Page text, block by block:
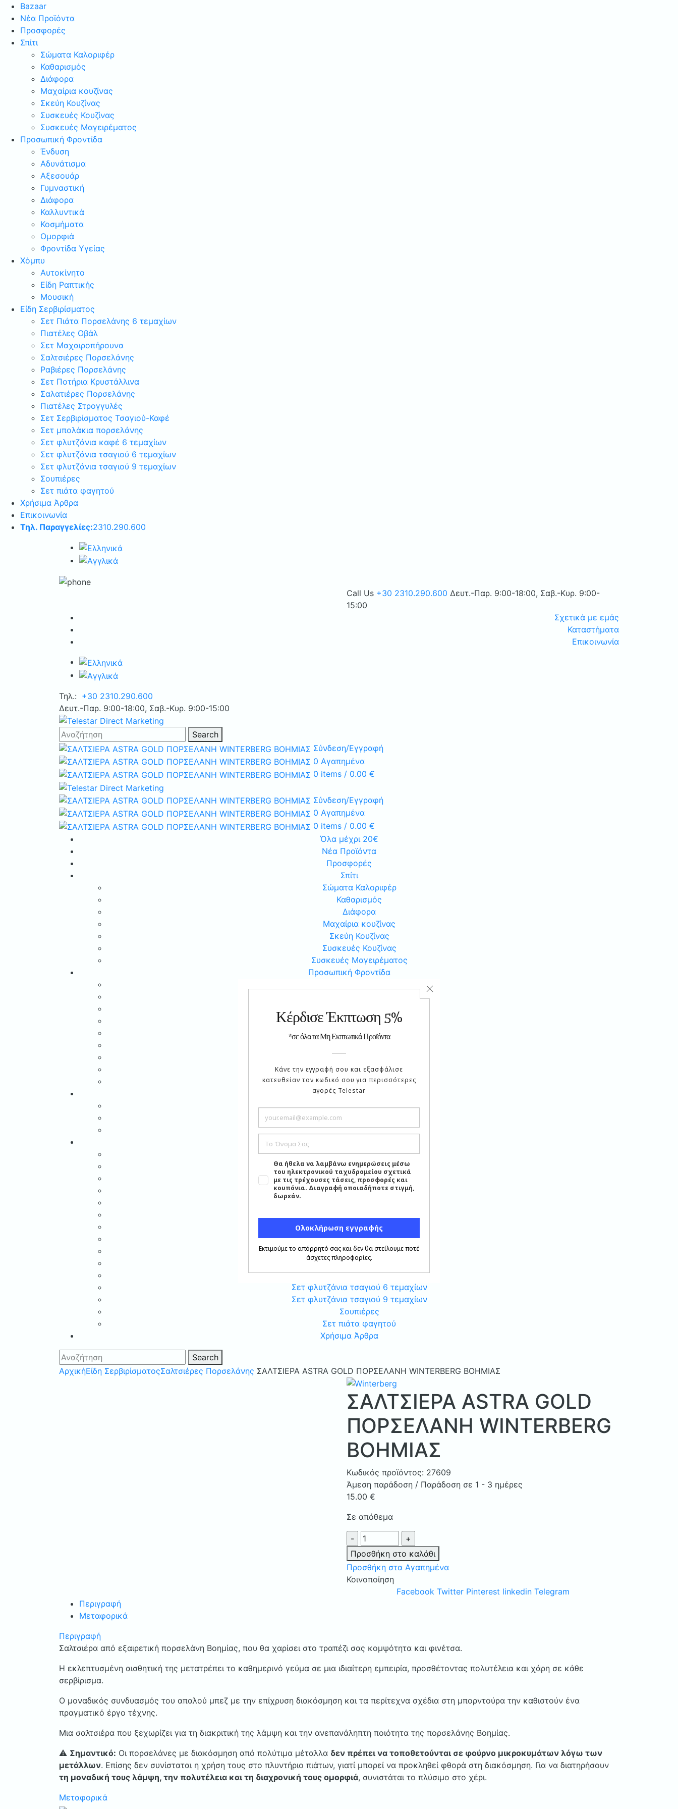
Bazaar
Νέα Προϊόντα
Προσφορές
Σπίτι
Σώματα Καλοριφέρ
Καθαρισμός
Διάφορα
Μαχαίρια κουζίνας
Σκεύη Κουζίνας
Συσκευές Κουζίνας
Συσκευές Μαγειρέματος
Προσωπική Φροντίδα
Ένδυση
Αδυνάτισμα
Αξεσουάρ
Γυμναστική
Διάφορα
Καλλυντικά
Κοσμήματα
Ομορφιά
Φροντίδα Υγείας
Χόμπυ
Αυτοκίνητο
Είδη Ραπτικής
Μουσική
Είδη Σερβιρίσματος
Σετ Πιάτα Πορσελάνης 6 τεμαχίων
Πιατέλες Οβάλ
Σετ Μαχαιροπήρουνα
Σαλτσιέρες Πορσελάνης
Ραβιέρες Πορσελάνης
Σετ Ποτήρια Κρυστάλλινα
Σαλατιέρες Πορσελάνης
Πιατέλες Στρογγυλές
Σετ Σερβιρίσματος Τσαγιού-Καφέ
Σετ μπολάκια πορσελάνης
Σετ φλυτζάνια καφέ 6 τεμαχίων
Σετ φλυτζάνια τσαγιού 6 τεμαχίων
Σετ φλυτζάνια τσαγιού 9 τεμαχίων
Σουπιέρες
Σετ πιάτα φαγητού
Χρήσιμα Άρθρα
Επικοινωνία
Τηλ. Παραγγελίες:2310.290.600
Call Us +30 2310.290.600 Δευτ.-Παρ. 9:00-18:00, Σαβ.-Κυρ. 9:00-
15:00
Σχετικά με εμάς
Καταστήματα
Επικοινωνία
Τηλ.: +30 2310.290.600
Δευτ.-Παρ. 9:00-18:00, Σαβ.-Κυρ. 9:00-15:00
Search
Σύνδεση/Εγγραφή
0 Αγαπημένα
0 items / 0.00 €
Σύνδεση/Εγγραφή
0 Αγαπημένα
0 items / 0.00 €
Όλα μέχρι 20€
Νέα Προϊόντα
Προσφορές
Σπίτι
Σώματα Καλοριφέρ
Καθαρισμός
Διάφορα
Μαχαίρια κουζίνας
Σκεύη Κουζίνας
Συσκευές Κουζίνας
Συσκευές Μαγειρέματος
Προσωπική Φροντίδα
Γυμναστική
Διάφορα
Κοσμήματα
Ομορφιά
Φροντίδα Υγείας
Χόμπυ
Αυτοκίνητο
Είδη Ραπτικής
Μουσική
Σετ Πιάτα Πορσελάνης 6 τεμαχίων
Πιατέλες Οβάλ
Σετ Μαχαιροπήρουνα
Σαλτσιέρες Πορσελάνης
Σαλατιέρες Πορσελάνης
Πιατέλες Στρογγυλές
Σετ Σερβιρίσματος Τσαγιού-Καφέ
Σετ μπολάκια πορσελάνης
Σετ φλυτζάνια καφέ 6 τεμαχίων
Σετ φλυτζάνια τσαγιού 6 τεμαχίων
Σετ φλυτζάνια τσαγιού 9 τεμαχίων
Σουπιέρες
Σετ πιάτα φαγητού
Χρήσιμα Άρθρα
Search
ΑρχικήΕίδη ΣερβιρίσματοςΣαλτσιέρες Πορσελάνης ΣΑΛΤΣΙΕΡΑ ASTRA GOLD ΠΟΡΣΕΛΑΝΗ WINTERBERG ΒΟΗΜΙΑΣ
ΣΑΛΤΣΙΕΡΑ ASTRA GOLD
ΠΟΡΣΕΛΑΝΗ WINTERBERG
ΒΟΗΜΙΑΣ
Κωδικός προϊόντος: 27609
Άμεση παράδοση / Παράδοση σε 1 - 3 ημέρες
15.00 €
Σε απόθεμα
ΣΑΛΤΣΙΕΡΑ
ASTRA
GOLD
ΠΟΡΣΕΛΑΝΗ
WINTERBERG
Προσθήκη στο καλάθι
Προσθήκη στα Αγαπημένα
Κοινοποίηση
Facebook Twitter Pinterest linkedin Telegram
Περιγραφή
Μεταφορικά
Περιγραφή
Σαλτσιέρα από εξαιρετική πορσελάνη Βοημίας, που θα χαρίσει στο τραπέζι σας κομψότητα και φινέτσα.
Η εκλεπτυσμένη αισθητική της μετατρέπει το καθημερινό γεύμα σε μια ιδιαίτερη εμπειρία, προσθέτοντας πολυτέλεια και χάρη σε κάθε
σερβίρισμα.
Ο μοναδικός συνδυασμός του απαλού μπεζ με την επίχρυση διακόσμηση και τα περίτεχνα σχέδια στη μπορντούρα την καθιστούν ένα
πραγματικό έργο τέχνης.
Μια σαλτσιέρα που ξεχωρίζει για τη διακριτική της λάμψη και την ανεπανάληπτη ποιότητα της πορσελάνης Βοημίας.
⚠️ Σημαντικό: Οι πορσελάνες με διακόσμηση από πολύτιμα μέταλλα δεν πρέπει να τοποθετούνται σε φούρνο μικροκυμάτων λόγω των
μετάλλων. Επίσης δεν συνίσταται η χρήση τους στο πλυντήριο πιάτων, γιατί μπορεί να προκληθεί φθορά στη διακόσμηση. Για να διατηρήσουν
τη μοναδική τους λάμψη, την πολυτέλεια και τη διαχρονική τους ομορφιά, συνιστάται το πλύσιμο στο χέρι.
Μεταφορικά